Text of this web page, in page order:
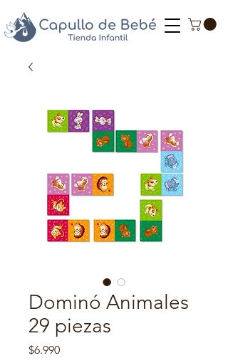
Dominó Animales
29 piezas
$6.990Precio